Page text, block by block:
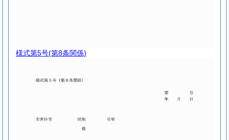
様式第5号(第8条関係)